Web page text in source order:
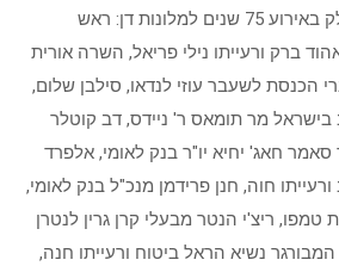
בין המכובדים שלקחו חלק באירוע 75 שנים למלונות דן: ראש
ברק ורעייתו נילי פריאל, השרה אורית
הכנסת לשעבר עוזי לנדאו, סילבן שלום,
בישראל מר תומאס ר' ניידס, דב קוטלר
חאג' יחיא יו"ר בנק לאומי, אלפרד
חוה, חנן פרידמן מנכ"ל בנק לאומי,
ריצ'י הנטר מבעלי קרן גרין לנטרן
המבורגר נשיא הראל ביטוח ורעייתו חנה,